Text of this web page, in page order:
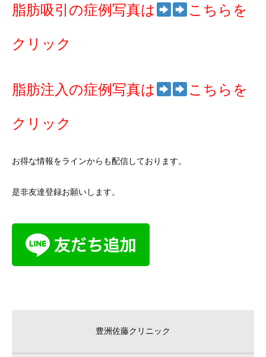
脂肪吸引の症例写真は こちらを
クリック
脂肪注入の症例写真は こちらを
クリック
お得な情報をラインからも配信しております。
是非友達登録お願いします。
豊洲佐藤クリニック